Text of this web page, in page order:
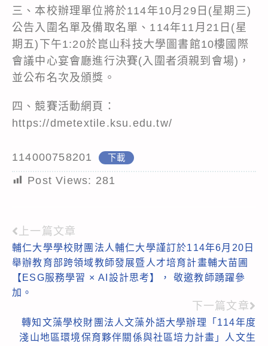
三、本校辦理單位將於114年10月29日(星期三)
公告入圍名單及備取名單、114年11月21日(星
期五)下午1:20於崑山科技大學圖書館10樓國際
會議中心宴會廳進行決賽(入圍者須親到會場)，
並公布名次及頒獎。
四、競賽活動網頁：
https://dmetextile.ksu.edu.tw/
114000758201 下載
Post Views: 281
Read
more
articles
上一篇文章
輔仁大學學校財團法人輔仁大學謹訂於114年6月20日
舉辦教育部跨領域教師發展暨人才培育計畫輔大苗圃
【ESG服務學習 × AI設計思考】， 敬邀教師踴躍參
加。
下一篇文章
轉知文藻學校財團法人文藻外語大學辦理「114年度
淺山地區環境保育夥伴關係與社區培力計畫」人文生